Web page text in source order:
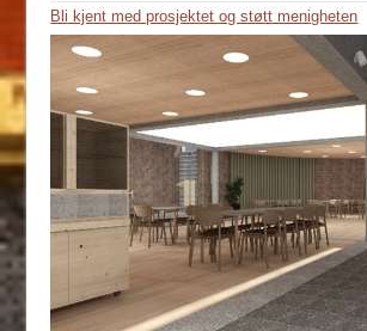
Bli kjent med prosjektet og støtt menigheten